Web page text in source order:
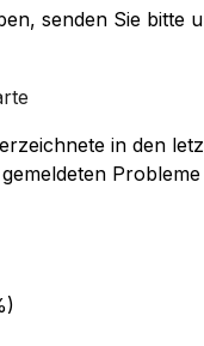
senden Sie bitte
in den